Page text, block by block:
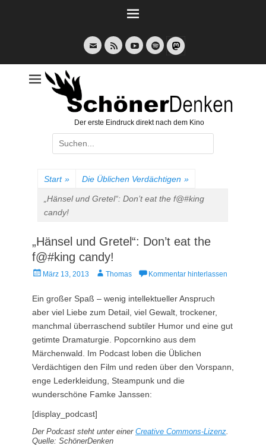
E-
Mail
Feed YouTubeSpotify
Der erste Eindruck direkt nach dem Kino
Suche
nach:
Start » Die Üblichen Verdächtigen »
„Hänsel und Gretel“: Don’t eat the f@#king
candy!
„Hänsel und Gretel“: Don’t eat the
f@#king candy!
Veröffentlicht
März 13, 2013 AutorThomas Kommentar hinterlassen
Ein großer Spaß – wenig intellektueller Anspruch
aber viel Liebe zum Detail, viel Gewalt, trockener,
manchmal überraschend subtiler Humor und eine gut
getimte Dramaturgie. Popcornkino aus dem
Märchenwald. Im Podcast loben die Üblichen
Verdächtigen den Film und reden über den Vorspann,
enge Lederkleidung, Steampunk und die
wunderschöne Famke Janssen:
[display_podcast]
Der Podcast steht unter einer Creative Commons-Lizenz
Quelle: SchönerDenken